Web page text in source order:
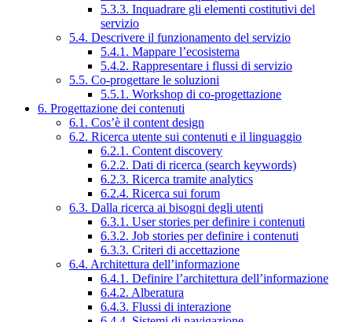
5.3.3. Inquadrare gli elementi costitutivi del
servizio
5.4. Descrivere il funzionamento del servizio
5.4.1. Mappare l’ecosistema
5.4.2. Rappresentare i flussi di servizio
5.5. Co-progettare le soluzioni
5.5.1. Workshop di co-progettazione
6. Progettazione dei contenuti
6.1. Cos’è il content design
6.2. Ricerca utente sui contenuti e il linguaggio
6.2.1. Content discovery
6.2.2. Dati di ricerca (search keywords)
6.2.3. Ricerca tramite analytics
6.2.4. Ricerca sui forum
6.3. Dalla ricerca ai bisogni degli utenti
6.3.1. User stories per definire i contenuti
6.3.2. Job stories per definire i contenuti
6.3.3. Criteri di accettazione
6.4. Architettura dell’informazione
6.4.1. Definire l’architettura dell’informazione
6.4.2. Alberatura
6.4.3. Flussi di interazione